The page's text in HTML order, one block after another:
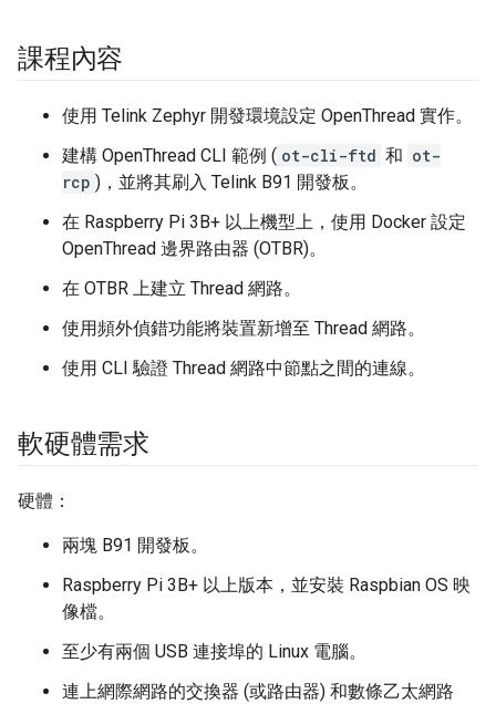
課程內容
使用 Telink Zephyr 開發環境設定 OpenThread 實作。
建構 OpenThread CLI 範例 ( ot-cli-ftd 和 ot-
rcp )，並將其刷入 Telink B91 開發板。
在 Raspberry Pi 3B+ 以上機型上，使用 Docker 設定
OpenThread 邊界路由器 (OTBR)。
在 OTBR 上建立 Thread 網路。
使用頻外偵錯功能將裝置新增至 Thread 網路。
使用 CLI 驗證 Thread 網路中節點之間的連線。
軟硬體需求
硬體：
兩塊 B91 開發板。
Raspberry Pi 3B+ 以上版本，並安裝 Raspbian OS 映
像檔。
至少有兩個 USB 連接埠的 Linux 電腦。
連上網際網路的交換器 (或路由器) 和數條乙太網路